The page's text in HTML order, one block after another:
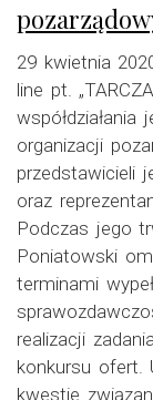
29 kwietnia
line pt.
organizacji
przedstawicieli
oraz
Podczas jego
Poniatowski
terminami
realizacji
konkursu ofert.
kwestie